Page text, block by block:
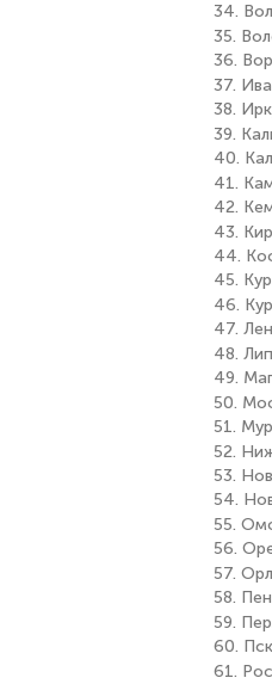
34.
35.
36.
37.
38.
39.
40.
41.
42.
43.
44.
45.
46.
47.
48.
49.
50.
51.
52.
53.
54.
55.
56.
57.
58.
59.
60.
61.